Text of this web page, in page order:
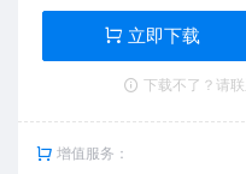
立即下载
下载不了？请
增值服务：